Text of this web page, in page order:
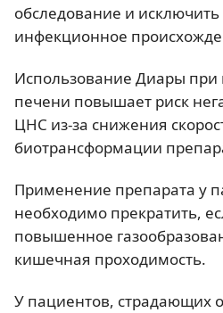
обследование и
инфекционное
Использование Диары
печени повышает риск
ЦНС из-за снижения
биотрансформации
Применение препарата у
необходимо прекратить,
повышенное
кишечная проходимость.
У пациентов, страдающих